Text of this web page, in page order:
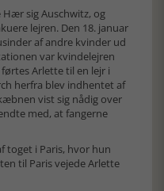
sig Auschwitz, og
lejren. Den 18. januar
af andre kvinder ud
var kvindelejren
Arlette til en lejr i
herfra blev indhentet af
vist sig nådig over
med, at fangerne
toget i Paris, hvor hun
til Paris vejede Arlette